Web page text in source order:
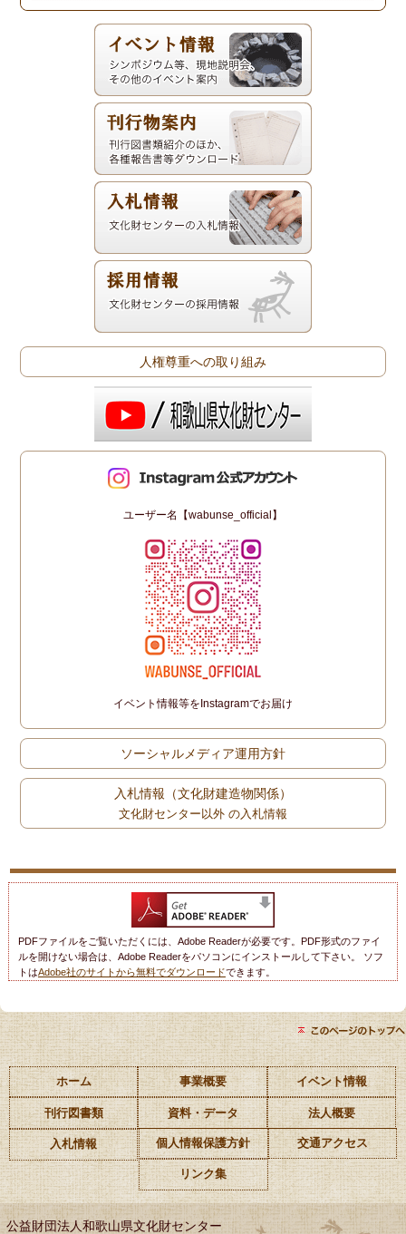
人権尊重への取り組み
ユーザー名【wabunse_official】
イベント情報等をInstagramでお届け
ソーシャルメディア運用方針
入札情報（文化財建造物関係）
文化財センター以外 の入札情報
PDFファイルをご覧いただくには、Adobe Readerが必要です。PDF形式のファイ
ルを開けない場合は、Adobe Readerをパソコンにインストールして下さい。 ソフ
トはAdobe社のサイトから無料でダウンロードできます。
ホーム 事業概要 イベント情報
刊行図書類 資料・データ 法人概要
入札情報 個人情報保護方針 交通アクセス
リンク集
公益財団法人和歌山県文化財センター